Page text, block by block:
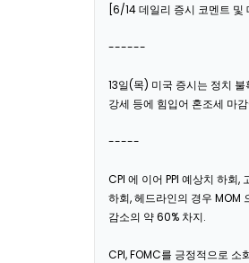
[6/14 데일리 증시 코멘트
------
13일(목) 미국 증시는 정치
강세 등에 힘입어 혼조세 마
-----
CPI 에 이어 PPI 예상치 하회,
하회, 헤드라인의 경우 MOM
감소의 약 60% 차지.
CPI, FOMC를 긍정적으로